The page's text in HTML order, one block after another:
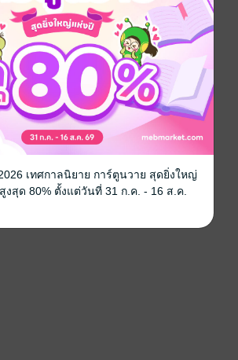
เทศกาลนิยาย การ์ตูนวาย สุดยิ่งใหญ่
สุด 80% ตั้งแต่วันที่ 31 ก.ค. - 16 ส.ค.